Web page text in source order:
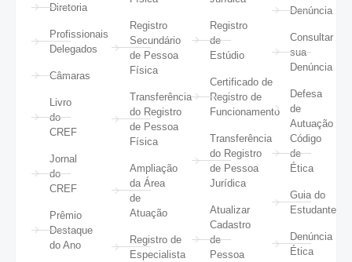
Diretoria
Profissionais
Delegados
Câmaras
Livro
do
CREF
Jornal
do
CREF
Prêmio
Destaque
do Ano
Registro
Secundário
de Pessoa
Física
Transferência
do Registro
de Pessoa
Física
Ampliação
da Área
de
Atuação
Registro de
Especialista
Registro
de
Estúdio
Certificado de
Registro de
Funcionamento
Transferência
do Registro
de Pessoa
Jurídica
Atualizar
Cadastro
de
Pessoa
Denúncia
Consultar
sua
Denúncia
Defesa
de
Autuação
Código
de
Ética
Guia do
Estudante
Denúncia
Ética